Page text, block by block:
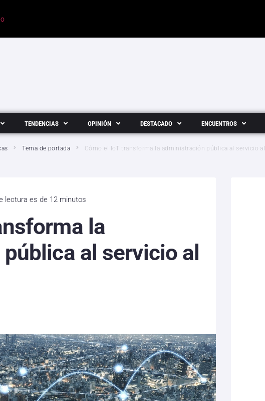
TENDENCIAS OPINIÓN DESTACADO ENCUENTROS
Tema de portada Cómo el IoT transforma la administración pública al servicio
lectura es de 12 minutos
la
al servicio al